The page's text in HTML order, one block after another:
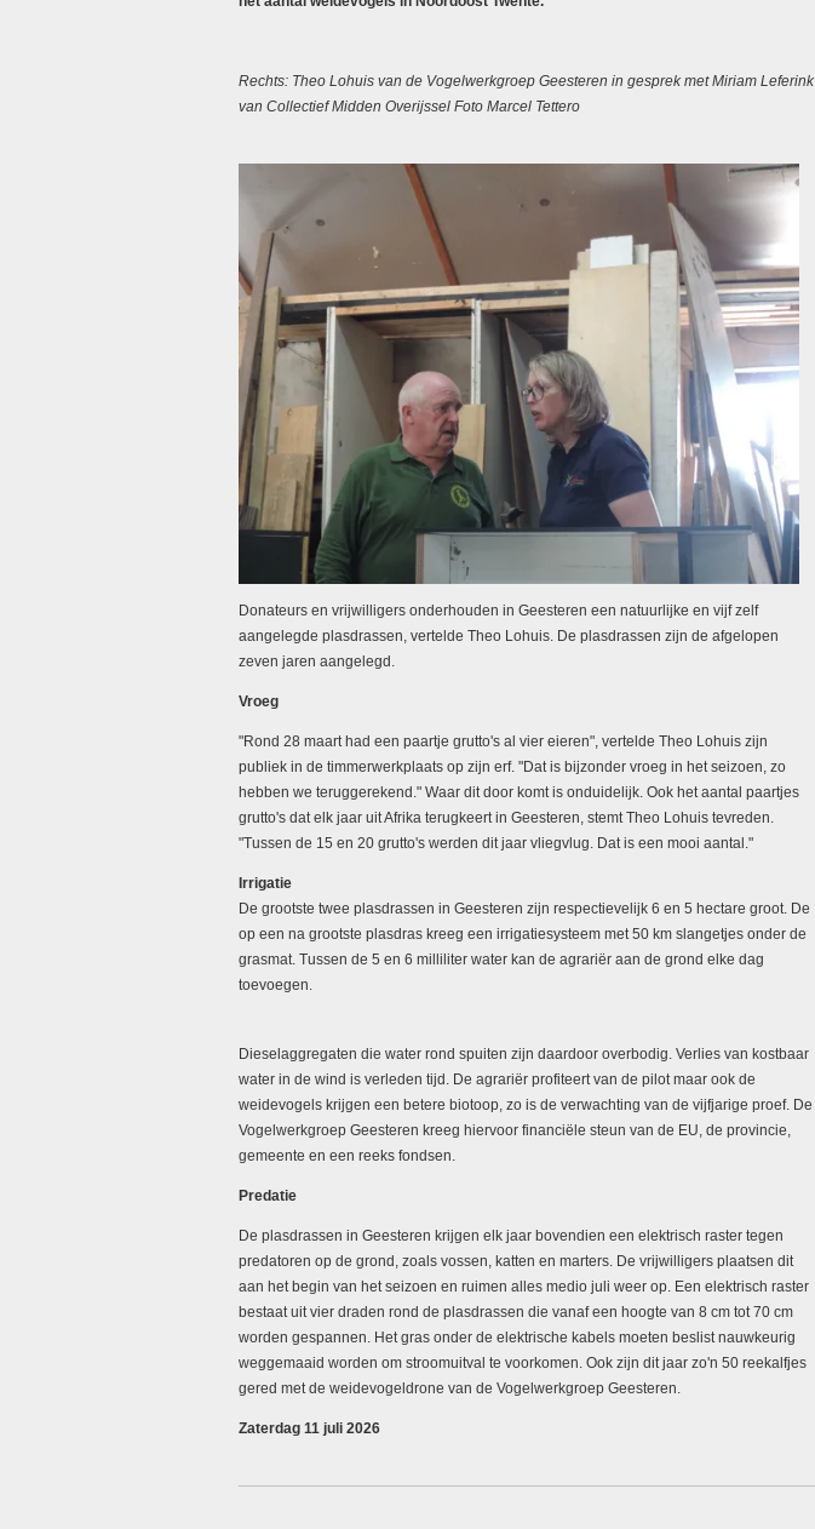
Rechts: Theo Lohuis van de Vogelwerkgroep Geesteren in gesprek met Miriam Leferink
van Collectief Midden Overijssel Foto Marcel Tettero
Donateurs en vrijwilligers onderhouden in Geesteren een natuurlijke en vijf zelf
aangelegde plasdrassen, vertelde Theo Lohuis. De plasdrassen zijn de afgelopen
zeven jaren aangelegd.
Vroeg
"Rond 28 maart had een paartje grutto's al vier eieren", vertelde Theo Lohuis zijn
publiek in de timmerwerkplaats op zijn erf. "Dat is bijzonder vroeg in het seizoen, zo
hebben we teruggerekend." Waar dit door komt is onduidelijk. Ook het aantal paartjes
grutto's dat elk jaar uit Afrika terugkeert in Geesteren, stemt Theo Lohuis tevreden.
"Tussen de 15 en 20 grutto's werden dit jaar vliegvlug. Dat is een mooi aantal."
Irrigatie
De grootste twee plasdrassen in Geesteren zijn respectievelijk 6 en 5 hectare groot. De
op een na grootste plasdras kreeg een irrigatiesysteem met 50 km slangetjes onder de
grasmat. Tussen de 5 en 6 milliliter water kan de agrariër aan de grond elke dag
toevoegen.
Dieselaggregaten die water rond spuiten zijn daardoor overbodig. Verlies van kostbaar
water in de wind is verleden tijd. De agrariër profiteert van de pilot maar ook de
weidevogels krijgen een betere biotoop, zo is de verwachting van de vijfjarige proef. De
Vogelwerkgroep Geesteren kreeg hiervoor financiële steun van de EU, de provincie,
gemeente en een reeks fondsen.
Predatie
De plasdrassen in Geesteren krijgen elk jaar bovendien een elektrisch raster tegen
predatoren op de grond, zoals vossen, katten en marters. De vrijwilligers plaatsen dit
aan het begin van het seizoen en ruimen alles medio juli weer op. Een elektrisch raster
bestaat uit vier draden rond de plasdrassen die vanaf een hoogte van 8 cm tot 70 cm
worden gespannen. Het gras onder de elektrische kabels moeten beslist nauwkeurig
weggemaaid worden om stroomuitval te voorkomen. Ook zijn dit jaar zo'n 50 reekalfjes
gered met de weidevogeldrone van de Vogelwerkgroep Geesteren.
Zaterdag 11 juli 2026